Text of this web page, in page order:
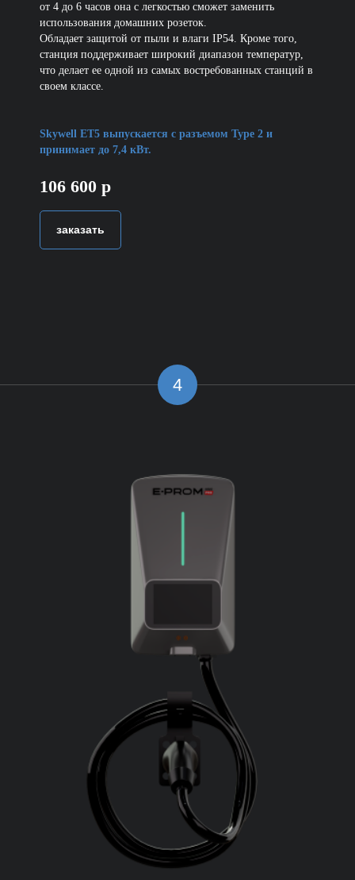
от 4 до 6 часов она с легкостью сможет заменить
использования домашних розеток.
Обладает защитой от пыли и влаги IP54. Кроме того,
станция поддерживает широкий диапазон температур,
что делает ее одной из самых востребованных станций в
своем классе.
Skywell ET5 выпускается с разъемом Type 2 и
принимает до 7,4 кВт.
106 600 р
заказать
4